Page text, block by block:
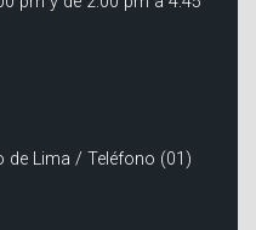
de Lima / Teléfono (01)